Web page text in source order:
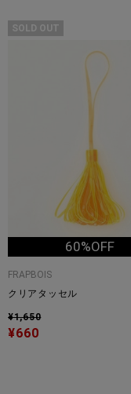
SOLD OUT
60%OFF
FRAPBOIS
クリアタッセル
¥1,650
¥660